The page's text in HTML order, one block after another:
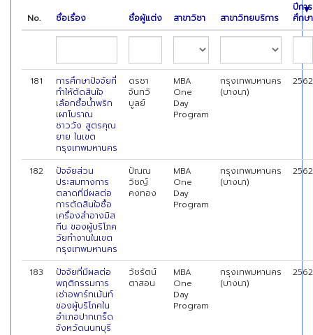
No. ชื่อเรื่อง ชื่อผู้แต่ง สาขาวิชา สาขาวิทยบริการ
ปีการ
ศึกษา
181
การศึกษาปัจจัยที่
ทำให้ตัดสินใจ
เลือกซื้อน้ำพริก
เผาโบราณ
ชาววัง สูตรคุณ
ยาย ในเขต
กรุงเทพมหานคร
ดรชา
จันทวิ
บูลย์
MBA
One
Day
Program
กรุงเทพมหานคร
(บางนา)
2562
182
ปัจจัยส่วน
ประสมทางการ
ตลาดที่มีผลต่อ
การตัดสินใจซื้อ
เครื่องสำอางมิส
ทีน ของผู้บริโภค
วัยทำงานในเขต
กรุงเทพมหานคร
ปัณณ
วิชญ์
คงทอง
MBA
One
Day
Program
กรุงเทพมหานคร
(บางนา)
2562
183
ปัจจัยที่มีผลต่อ
พฤติกรรมการ
เช่าอพาร์ทเม้นท์
ของผู้บริโภคใน
อำเภอปากเกร็ด
จังหวัดนนทบุรี
วัชรัตน์
ตาสอน
MBA
One
Day
Program
กรุงเทพมหานคร
(บางนา)
2562